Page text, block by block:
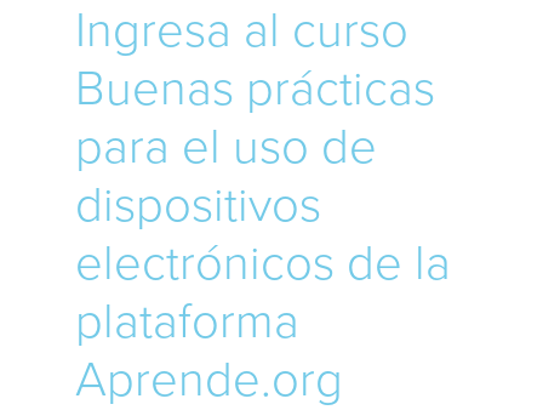
Ingresa al curso
Buenas prácticas
para el uso de
dispositivos
electrónicos de la
plataforma
Aprende.org